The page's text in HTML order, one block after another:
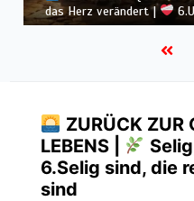
heute
ZURÜCK ZUR
LEBENS |
6.Selig sind, die
sind